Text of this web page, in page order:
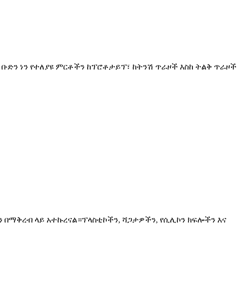
ነን የተለያዩ ምርቶችን ከፕሮቶታይፕ፣ ከትንሽ ጥራዞች እስከ ትልቅ ጥራዞች
ላይ አተኩረናል።ፕላስቲኮችን, ሻጋታዎችን, የሲሊኮን ክፍሎችን እና